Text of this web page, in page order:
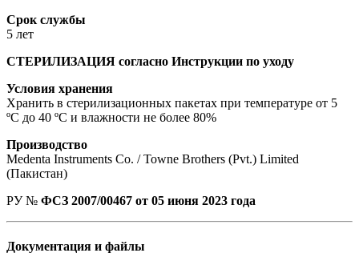
Срок службы
5 лет
СТЕРИЛИЗАЦИЯ согласно Инструкции по уходу
Условия хранения
Хранить в стерилизационных пакетах при температуре от 5
ºС до 40 ºС и влажности не более 80%
Производство
Medenta Instruments Co. / Towne Brothers (Pvt.) Limited
(Пакистан)
РУ № ФСЗ 2007/00467 от 05 июня 2023 года
Документация и файлы